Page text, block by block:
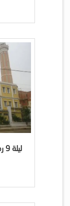
ليلة 9 رمضان 1437 هـ | عبد الحكيم لموشية